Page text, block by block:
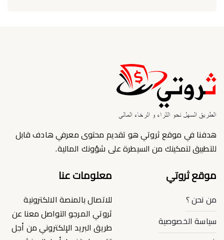
هدفنا في موقع ثروتي هو تقديم محتوى معرفي هادف قابل
للتطبيق لتمكينك من السيطرة على شؤونك المالية.
موقع ثروتي
من نحن ؟
سياسة الخصوصية
معلومات عنا
للاتصال بالمنصة الالكترونية
ثروتي المرجو التواصل معنا عن
طريق البريد الإلكتروني من أجل